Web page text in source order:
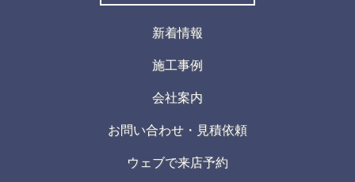
新着情報
施工事例
会社案内
お問い合わせ・見積依頼
ウェブで来店予約